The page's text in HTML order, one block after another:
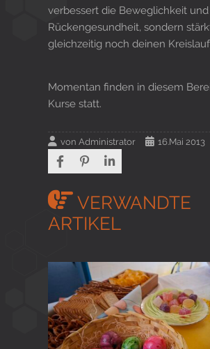
verbessert die Beweglichkeit und
Rückengesundheit, sondern
gleichzeitig noch deinen
Momentan finden in diesem
Kurse statt.
von Administrator 16.Mai 2013
VERWANDTE
ARTIKEL